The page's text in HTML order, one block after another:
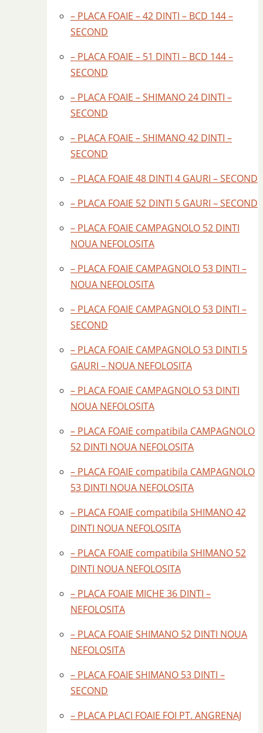
– PLACA FOAIE – 42 DINTI – BCD 144 –
SECOND
– PLACA FOAIE – 51 DINTI – BCD 144 –
SECOND
– PLACA FOAIE – SHIMANO 24 DINTI –
SECOND
– PLACA FOAIE – SHIMANO 42 DINTI –
SECOND
– PLACA FOAIE 48 DINTI 4 GAURI – SECOND
– PLACA FOAIE 52 DINTI 5 GAURI – SECOND
– PLACA FOAIE CAMPAGNOLO 52 DINTI
NOUA NEFOLOSITA
– PLACA FOAIE CAMPAGNOLO 53 DINTI –
NOUA NEFOLOSITA
– PLACA FOAIE CAMPAGNOLO 53 DINTI –
SECOND
– PLACA FOAIE CAMPAGNOLO 53 DINTI 5
GAURI – NOUA NEFOLOSITA
– PLACA FOAIE CAMPAGNOLO 53 DINTI
NOUA NEFOLOSITA
– PLACA FOAIE compatibila CAMPAGNOLO
52 DINTI NOUA NEFOLOSITA
– PLACA FOAIE compatibila CAMPAGNOLO
53 DINTI NOUA NEFOLOSITA
– PLACA FOAIE compatibila SHIMANO 42
DINTI NOUA NEFOLOSITA
– PLACA FOAIE compatibila SHIMANO 52
DINTI NOUA NEFOLOSITA
– PLACA FOAIE MICHE 36 DINTI –
NEFOLOSITA
– PLACA FOAIE SHIMANO 52 DINTI NOUA
NEFOLOSITA
– PLACA FOAIE SHIMANO 53 DINTI –
SECOND
– PLACA PLACI FOAIE FOI PT. ANGRENAJ